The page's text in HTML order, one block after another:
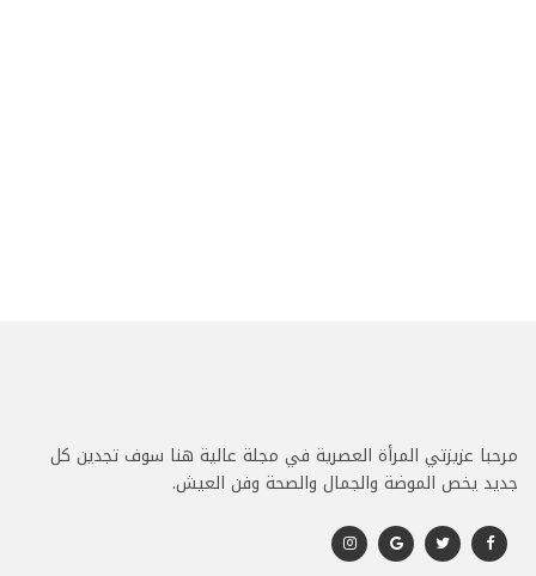
مرحبا عزيزتي المرأة العصرية في مجلة عالية هنا سوف تجدين كل
جديد يخص الموضة والجمال والصحة وفن العيش.